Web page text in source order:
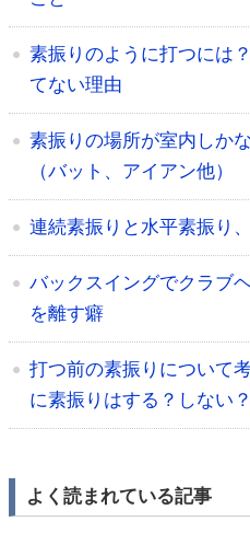
素振りのように打つには
てない理由
素振りの場所が室内しか
（バット、アイアン他）
連続素振りと水平素振り
バックスイングでクラブ
を離す癖
打つ前の素振りについて
に素振りはする？しない？
よく読まれている記事